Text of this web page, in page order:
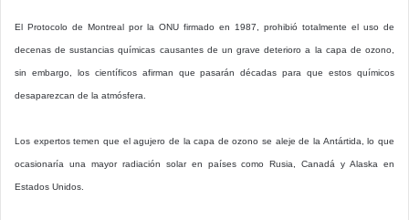
El Protocolo de Montreal por la ONU firmado en 1987, prohibió totalmente el uso de
decenas de sustancias químicas causantes de un grave deterioro a la capa de ozono,
sin embargo, los científicos afirman que pasarán décadas para que estos químicos
desaparezcan de la atmósfera.
Los expertos temen que el agujero de la capa de ozono se aleje de la Antártida, lo que
ocasionaría una mayor radiación solar en países como Rusia, Canadá y Alaska en
Estados Unidos.